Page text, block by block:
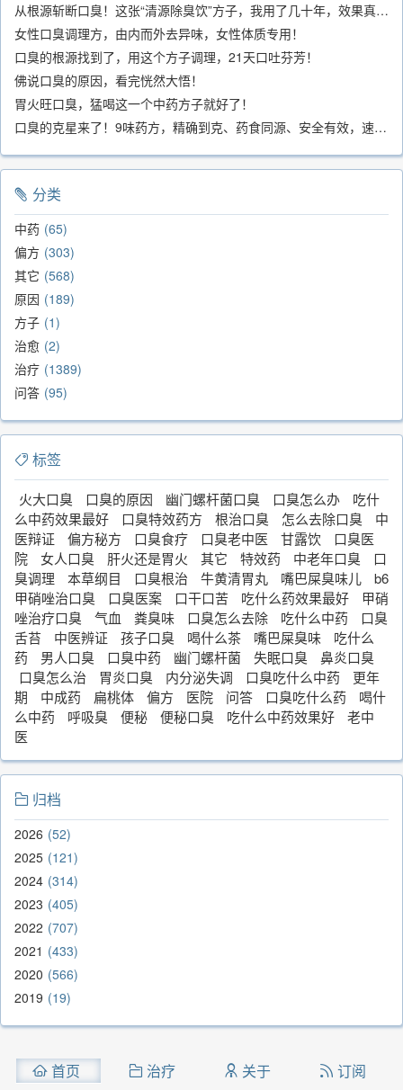
从根源斩断口臭！这张“清源除臭饮”方子，我用了几十年，效果真不错
女性口臭调理方，由内而外去异味，女性体质专用！
口臭的根源找到了，用这个方子调理，21天口吐芬芳！
佛说口臭的原因，看完恍然大悟！
胃火旺口臭，猛喝这一个中药方子就好了！
口臭的克星来了！9味药方，精确到克、药食同源、安全有效，速看！
分类
中药 65
偏方 303
其它 568
原因 189
方子 1
治愈 2
治疗 1389
问答 95
标签
火大口臭 口臭的原因 幽门螺杆菌口臭 口臭怎么办
吃什
么中药效果最好
口臭特效药方 根治口臭 怎么去除口臭
中
医辩证
偏方秘方 口臭食疗 口臭老中医 甘露饮
口臭医
院
女人口臭 肝火还是胃火 其它 特效药 中老年口臭
口
臭调理
本草纲目 口臭根治 牛黄清胃丸 嘴巴屎臭味儿
b6
甲硝唑治口臭
口臭医案 口干口苦 吃什么药效果最好
甲硝
唑治疗口臭
气血 粪臭味 口臭怎么去除 吃什么中药
口臭
舌苔
中医辨证 孩子口臭 喝什么茶 嘴巴屎臭味
吃什么
药
男人口臭 口臭中药 幽门螺杆菌 失眠口臭
鼻炎口臭
口臭怎么治
胃炎口臭 内分泌失调 口臭吃什么中药
更年
期
中成药 扁桃体 偏方 医院 问答 口臭吃什么药
喝什
么中药
呼吸臭 便秘 便秘口臭 吃什么中药效果好
老中
医
归档
2026 52
2025 121
2024 314
2023 405
2022 707
2021
433
2020 566
2019 19
首页 治疗 关于 订阅